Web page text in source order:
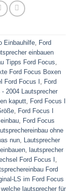
Einbauhilfe, Ford
einbauen
Tipps Ford Focus,
Ford Focus Boxen
Ford Focus I , Ford
2004 Lautsprecher
kaputt, Ford Focus I
, Ford Focus I
, Ford Focus
ohne
nun, Lautsprecher
, lautsprecher
Ford Focus I ,
Ford
LS im Ford Focus
welche lautsprecher für